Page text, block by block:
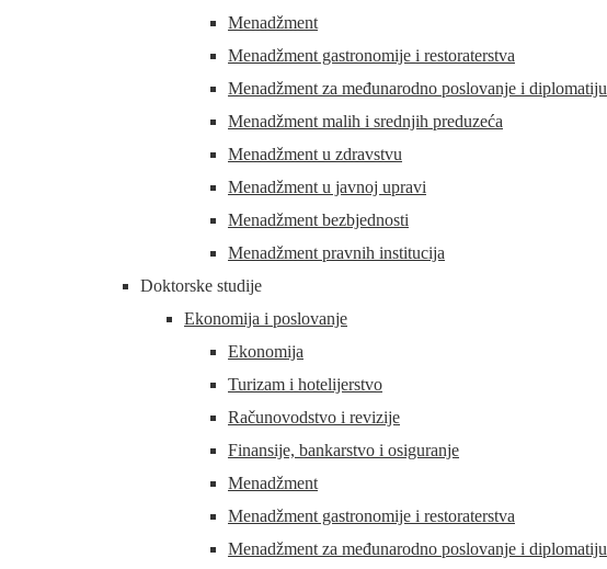
Menadžment
Menadžment gastronomije i restoraterstva
Menadžment za međunarodno poslovanje i diplomatiju
Menadžment malih i srednjih preduzeća
Menadžment u zdravstvu
Menadžment u javnoj upravi
Menadžment bezbjednosti
Menadžment pravnih institucija
Doktorske studije
Ekonomija i poslovanje
Ekonomija
Turizam i hotelijerstvo
Računovodstvo i revizije
Finansije, bankarstvo i osiguranje
Menadžment
Menadžment gastronomije i restoraterstva
Menadžment za međunarodno poslovanje i diplomatiju